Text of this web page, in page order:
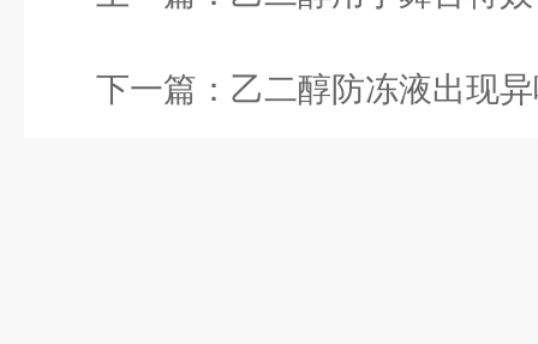
下一篇： 乙二醇防冻液出现异味正